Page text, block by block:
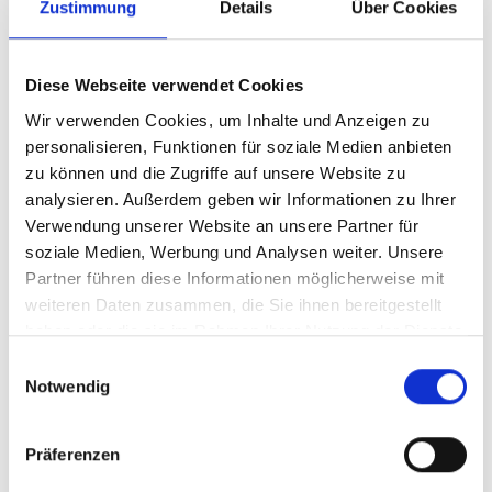
Zustimmung Details Über Cookies
Diese Webseite verwendet Cookies
Wir verwenden Cookies, um Inhalte und Anzeigen zu
personalisieren, Funktionen für soziale Medien anbieten
zu können und die Zugriffe auf unsere Website zu
analysieren. Außerdem geben wir Informationen zu Ihrer
Verwendung unserer Website an unsere Partner für
soziale Medien, Werbung und Analysen weiter. Unsere
Partner führen diese Informationen möglicherweise mit
weiteren Daten zusammen, die Sie ihnen bereitgestellt
haben oder die sie im Rahmen Ihrer Nutzung der Dienste
Notwendig
Präferenzen
Verkehrssektors zu ermitteln.
Förderung der Zusammenarbeit
im Rahmen des
Abschiedsempfangs
Während des von der ZUG veranstalteten
Abschiedsempfangs hatten die Teilnehmerinnen und
Teilnehmer die Gelegenheit zu weiteren Gesprächen
und zur Vernetzung. Dieses Treffen gab den
ihre Verbindungen und Kooperationen im Bereich der